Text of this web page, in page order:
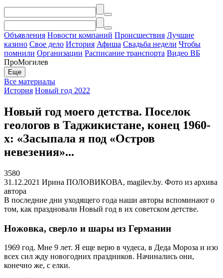
Объявления Новости компаний Происшествия Лучшие
казино Свое дело История Афиша Свадьба недели Чтобы
помнили Организации Расписание транспорта Видео ВБ
ПроМогилев
Еще
Все материалы
История Новый год 2022
Новый год моего детства. Поселок
геологов в Таджикистане, конец 1960-
х: «Засыпала я под «Остров
невезения»...
3580
31.12.2021 Ирина ПОЛОВИКОВА, magilev.by. Фото из архива
автора
В последние дни уходящего года наши авторы вспоминают о
том, как праздновали Новый год в их советском детстве.
Ножовка, сверло и шары из Германии
1969 год. Мне 9 лет. Я еще верю в чудеса, в Деда Мороза и изо
всех сил жду новогодних праздников. Начинались они,
конечно же, с елки.